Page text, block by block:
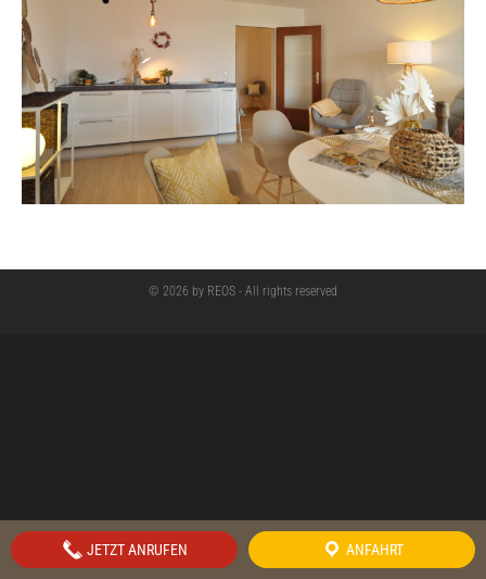
© 2026 by REOS - All rights reserved
JETZT ANRUFEN ANFAHRT